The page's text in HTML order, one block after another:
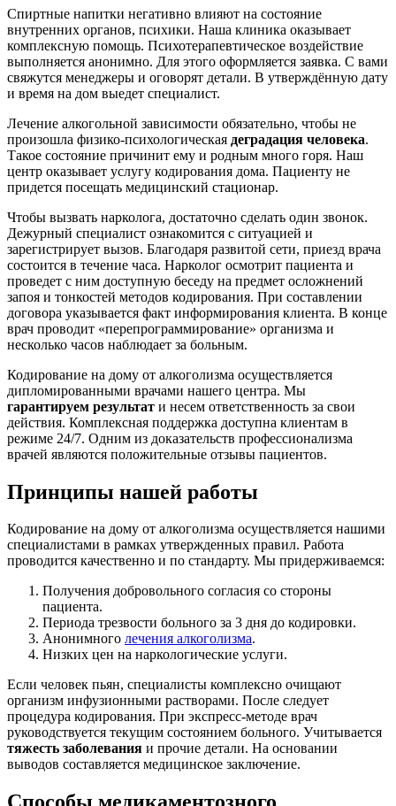
Спиртные напитки негативно влияют на состояние
внутренних органов, психики. Наша клиника оказывает
комплексную помощь. Психотерапевтическое воздействие
выполняется анонимно. Для этого оформляется заявка. С вами
свяжутся менеджеры и оговорят детали. В утверждённую дату
и время на дом выедет специалист.
Лечение алкогольной зависимости обязательно, чтобы не
произошла физико-психологическая деградация человека.
Такое состояние причинит ему и родным много горя. Наш
центр оказывает услугу кодирования дома. Пациенту не
придется посещать медицинский стационар.
Чтобы вызвать нарколога, достаточно сделать один звонок.
Дежурный специалист ознакомится с ситуацией и
зарегистрирует вызов. Благодаря развитой сети, приезд врача
состоится в течение часа. Нарколог осмотрит пациента и
проведет с ним доступную беседу на предмет осложнений
запоя и тонкостей методов кодирования. При составлении
договора указывается факт информирования клиента. В конце
врач проводит «перепрограммирование» организма и
несколько часов наблюдает за больным.
Кодирование на дому от алкоголизма осуществляется
дипломированными врачами нашего центра. Мы
гарантируем результат и несем ответственность за свои
действия. Комплексная поддержка доступна клиентам в
режиме 24/7. Одним из доказательств профессионализма
врачей являются положительные отзывы пациентов.
Принципы нашей работы
Кодирование на дому от алкоголизма осуществляется нашими
специалистами в рамках утвержденных правил. Работа
проводится качественно и по стандарту. Мы придерживаемся:
Получения добровольного согласия со стороны
пациента.
Периода трезвости больного за 3 дня до кодировки.
Анонимного лечения алкоголизма.
Низких цен на наркологические услуги.
Если человек пьян, специалисты комплексно очищают
организм инфузионными растворами. После следует
процедура кодирования. При экспресс-методе врач
руководствуется текущим состоянием больного. Учитывается
тяжесть заболевания и прочие детали. На основании
выводов составляется медицинское заключение.